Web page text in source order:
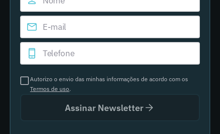
Autorizo o envio das minhas informações de acordo com os
Termos de uso.
Assinar Newsletter